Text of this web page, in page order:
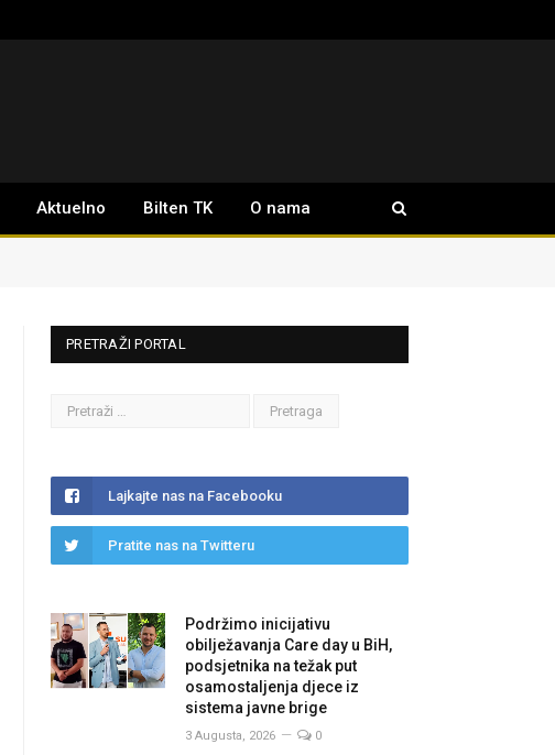
Aktuelno Bilten TK O nama
PRETRAŽI PORTAL
Lajkajte nas na Facebooku
Pratite nas na Twitteru
Podržimo inicijativu
obilježavanja Care day u BiH,
podsjetnika na težak put
osamostaljenja djece iz
sistema javne brige
3 Augusta, 2026 0